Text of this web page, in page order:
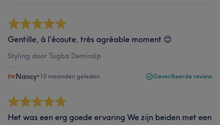
Gentille, à l'écoute, très agréable moment 😊
Styling door Tugba Demiralp
Nancy•10 maanden geleden Geverifieerde review
Het was een erg goede ervaring We zijn beiden met een